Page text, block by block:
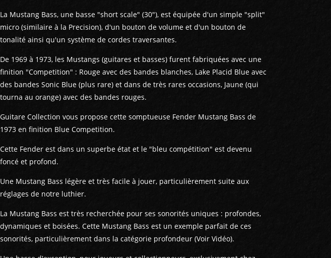
La Mustang Bass, une basse "short scale" (30"), est équipée d'un simple "split"
micro (similaire à la Precision), d'un bouton de volume et d'un bouton de
tonalité ainsi qu'un système de cordes traversantes.
De 1969 à 1973, les Mustangs (guitares et basses) furent fabriquées avec une
finition "Competition" : Rouge avec des bandes blanches, Lake Placid Blue avec
des bandes Sonic Blue (plus rare) et dans de très rares occasions, Jaune (qui
tourna au orange) avec des bandes rouges.
Guitare Collection vous propose cette somptueuse Fender Mustang Bass de
1973 en finition Blue Competition.
Cette Fender est dans un superbe état et le "bleu compétition" est devenu
foncé et profond.
Une Mustang Bass légère et très facile à jouer, particulièrement suite aux
réglages de notre luthier.
La Mustang Bass est très recherchée pour ses sonorités uniques : profondes,
dynamiques et boisées. Cette Mustang Bass est un exemple parfait de ces
sonorités, particulièrement dans la catégorie profondeur (Voir Vidéo).